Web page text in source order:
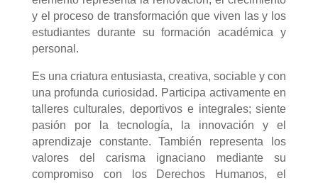
y el proceso de transformación que viven las y los
estudiantes durante su formación académica y
personal.
Es una criatura entusiasta, creativa, sociable y con
una profunda curiosidad. Participa activamente en
talleres culturales, deportivos e integrales; siente
pasión por la tecnología, la innovación y el
aprendizaje constante. También representa los
valores del carisma ignaciano mediante su
compromiso con los Derechos Humanos, el